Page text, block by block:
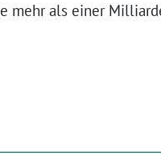
mehr als einer